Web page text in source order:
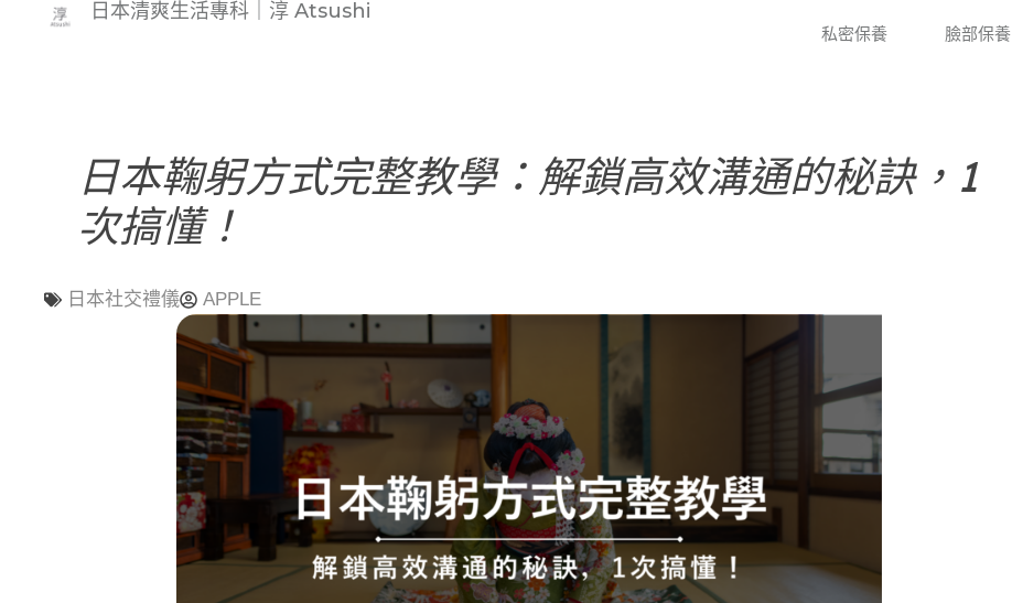
日本清爽生活專科｜淳 Atsushi
私密保養 臉部保養
日本鞠躬方式完整教學：解鎖高效溝通的秘訣，1
次搞懂！
日本社交禮儀 APPLE